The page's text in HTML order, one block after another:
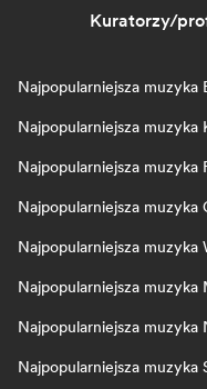
Kuratorzy/
Najpopularniejsza muzyka
Najpopularniejsza muzyka
Najpopularniejsza muzyka
Najpopularniejsza muzyka
Najpopularniejsza muzyka
Najpopularniejsza muzyka
Najpopularniejsza muzyka
Najpopularniejsza muzyka